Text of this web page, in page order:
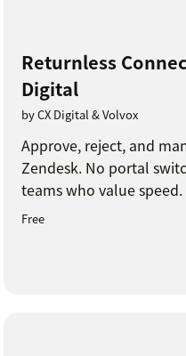
Returnless
Digital
by CX Digital & Volvox
Approve, reject, and
Zendesk. No portal
teams who value speed.
Free